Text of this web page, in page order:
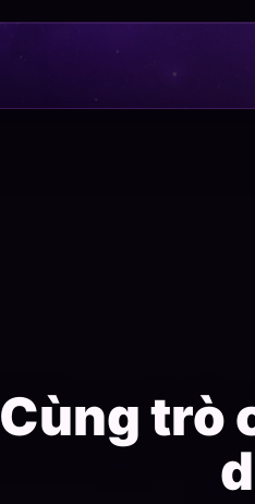
Cùng trò